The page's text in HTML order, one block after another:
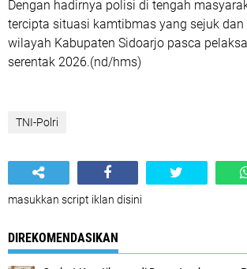
Dengan hadirnya polisi di tengah
tercipta situasi kamtibmas yang sejuk
wilayah Kabupaten Sidoarjo pasca
serentak 2026.(nd/hms)
TNI-Polri
masukkan script iklan disini
DIREKOMENDASIKAN